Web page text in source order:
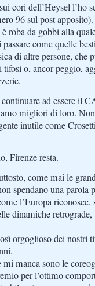
cori dell’Heysel l’ho
96 sul post
roba da gobbi alla
come quelle
di altre persone, che
tifosi o, ancor peggio,
continuare ad essere
migliori di loro.
inutile come
Firenze resta.
come mai le
spendano una parola
l’Europa riconosce,
dinamiche
orgoglioso dei nostri
mi manca sono le
per l’ottimo